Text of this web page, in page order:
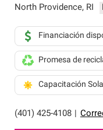
North Providence, RI
(401) 425-4108
Financiación
Promesa de
Capacitación